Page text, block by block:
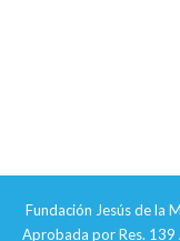
Fundación Jesús de la
Aprobada por Res. 139